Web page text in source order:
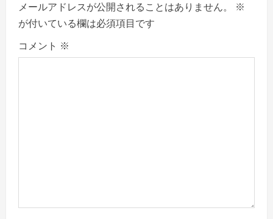
v
i
g
メールアドレスが公開されることはありません。
※
が付いている欄は必須項目です
コメント ※